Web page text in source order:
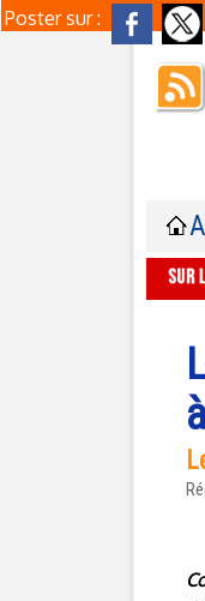
Poster sur :